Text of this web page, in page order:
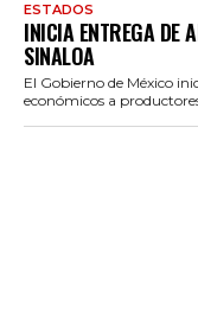
ESTADOS
INICIA ENTREGA DE
SINALOA
El Gobierno de México
económicos a